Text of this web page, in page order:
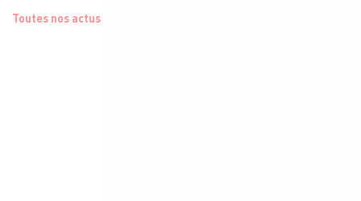
Toutes nos actus